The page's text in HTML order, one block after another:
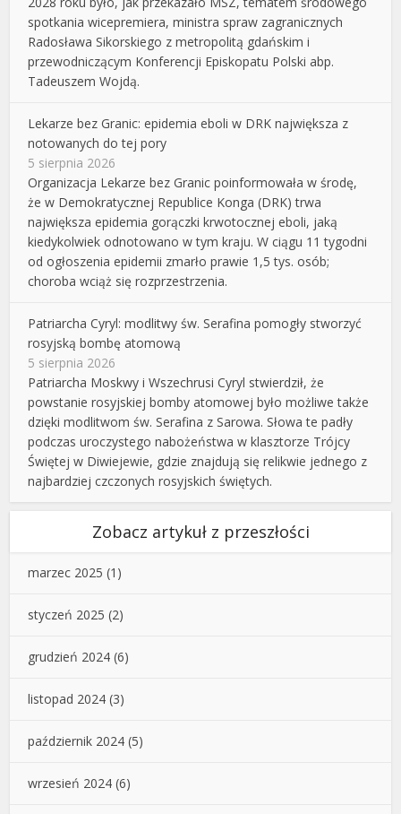
spotkania wicepremiera, ministra spraw zagranicznych
Radosława Sikorskiego z metropolitą gdańskim i
przewodniczącym Konferencji Episkopatu Polski abp.
Tadeuszem Wojdą.
Lekarze bez Granic: epidemia eboli w DRK największa z
notowanych do tej pory
5 sierpnia 2026
Organizacja Lekarze bez Granic poinformowała w środę,
że w Demokratycznej Republice Konga (DRK) trwa
największa epidemia gorączki krwotocznej eboli, jaką
kiedykolwiek odnotowano w tym kraju. W ciągu 11 tygodni
od ogłoszenia epidemii zmarło prawie 1,5 tys. osób;
choroba wciąż się rozprzestrzenia.
Patriarcha Cyryl: modlitwy św. Serafina pomogły stworzyć
rosyjską bombę atomową
5 sierpnia 2026
Patriarcha Moskwy i Wszechrusi Cyryl stwierdził, że
powstanie rosyjskiej bomby atomowej było możliwe także
dzięki modlitwom św. Serafina z Sarowa. Słowa te padły
podczas uroczystego nabożeństwa w klasztorze Trójcy
Świętej w Diwiejewie, gdzie znajdują się relikwie jednego z
najbardziej czczonych rosyjskich świętych.
Zobacz artykuł z przeszłości
marzec 2025 (1)
styczeń 2025 (2)
grudzień 2024 (6)
listopad 2024 (3)
październik 2024 (5)
wrzesień 2024 (6)